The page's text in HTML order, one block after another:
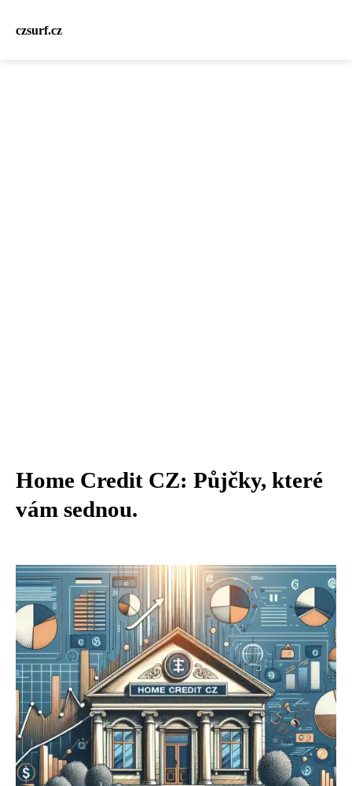
czsurf.cz
Home Credit CZ: Půjčky, které
vám sednou.